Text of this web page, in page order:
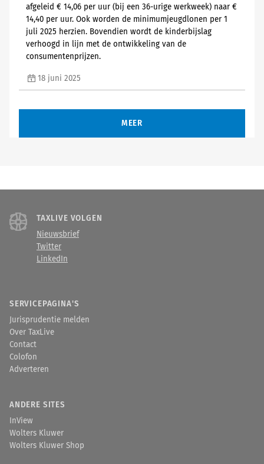
afgeleid € 14,06 per uur (bij een 36-urige werkweek) naar €
14,40 per uur. Ook worden de minimumjeugdlonen per 1
juli 2025 herzien. Bovendien wordt de kinderbijslag
verhoogd in lijn met de ontwikkeling van de
consumentenprijzen.
18 juni 2025
MEER
TAXLIVE VOLGEN
Nieuwsbrief
Twitter
LinkedIn
SERVICEPAGINA'S
Jurisprudentie melden
Over TaxLive
Contact
Colofon
Adverteren
ANDERE SITES
InView
Wolters Kluwer
Wolters Kluwer Shop